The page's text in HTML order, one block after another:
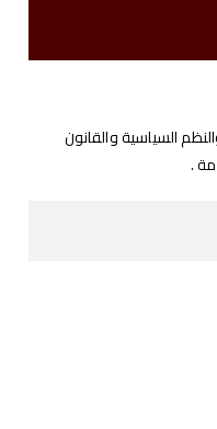
السياسية والقانون
.